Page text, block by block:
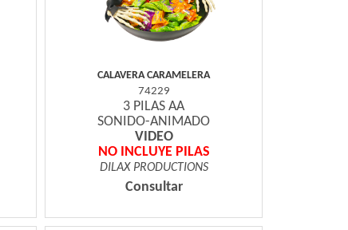
CALAVERA CARAMELERA
74229
3 PILAS AA
SONIDO-ANIMADO
VIDEO
NO INCLUYE PILAS
DILAX PRODUCTIONS
Consultar